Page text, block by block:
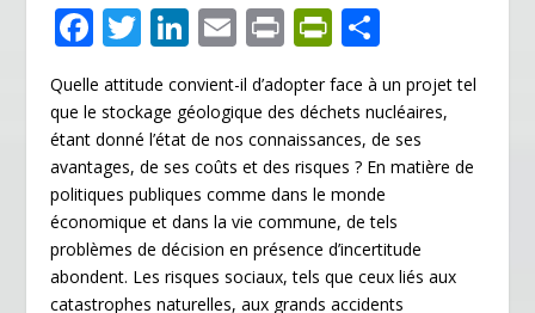
F
ac
e
b
o
o
k
T
w
itt
er
Li
n
k
e
dI
n
E
m
ai
l
Pr
in
t
Pr
in
tF
ri
e
n
dl
y
ta
g
er
Quelle attitude convient-il d’adopter face à un projet tel
que le stockage géologique des déchets nucléaires,
étant donné l’état de nos connaissances, de ses
avantages, de ses coûts et des risques ? En matière de
politiques publiques comme dans le monde
économique et dans la vie commune, de tels
problèmes de décision en présence d’incertitude
abondent. Les risques sociaux, tels que ceux liés aux
catastrophes naturelles, aux grands accidents